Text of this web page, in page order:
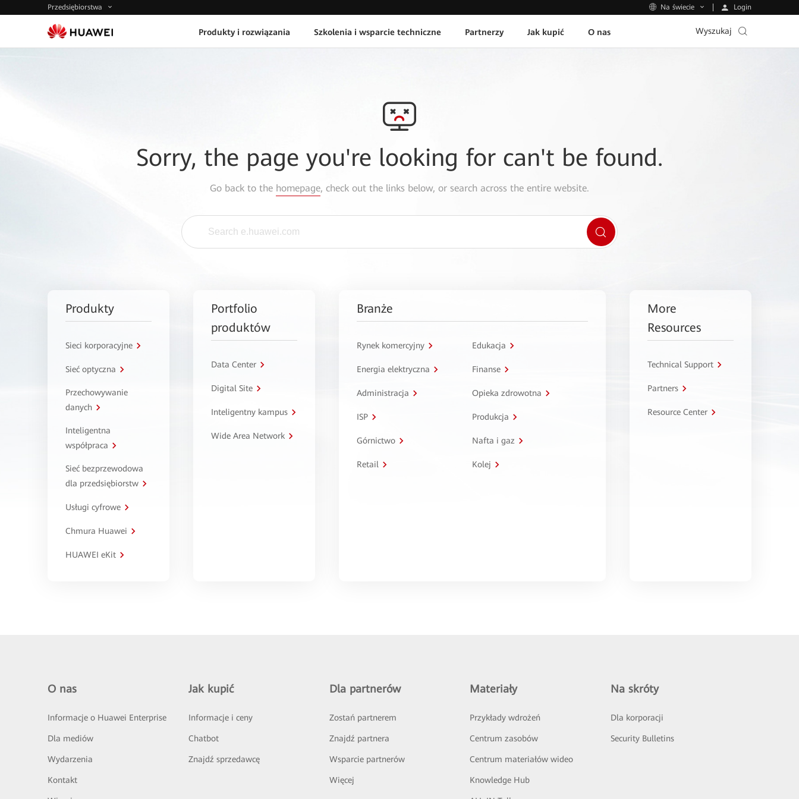
Przedsiębiorstwa Na świecie Login
Produkty i rozwiązania Szkolenia i wsparcie techniczne Partnerzy Jak kupić O nas Wyszukaj
Sorry, the page you're looking for can't be found.
Go back to the homepage, check out the links below, or search across the entire website.
Produkty
Sieci korporacyjne
Sieć optyczna
Przechowywanie
danych
Inteligentna
współpraca
Sieć bezprzewodowa
dla przedsiębiorstw
Usługi cyfrowe
Chmura Huawei
HUAWEI eKit
Portfolio
produktów
Data Center
Digital Site
Inteligentny kampus
Wide Area Network
Branże
Rynek komercyjny Edukacja
Energia elektryczna Finanse
Administracja Opieka zdrowotna
ISP Produkcja
Górnictwo Nafta i gaz
Retail Kolej
More
Resources
Technical Support
Partners
Resource Center
O nas
Informacje o Huawei Enterprise
Dla mediów
Wydarzenia
Kontakt
Jak kupić
Informacje i ceny
Chatbot
Znajdź sprzedawcę
Dla partnerów
Zostań partnerem
Znajdź partnera
Wsparcie partnerów
Więcej
Materiały
Przykłady wdrożeń
Centrum zasobów
Centrum materiałów wideo
Knowledge Hub
Na skróty
Dla korporacji
Security Bulletins